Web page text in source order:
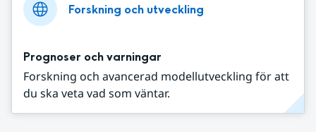
Forskning och utveckling
Prognoser och varningar
Forskning och avancerad modellutveckling för att
du ska veta vad som väntar.